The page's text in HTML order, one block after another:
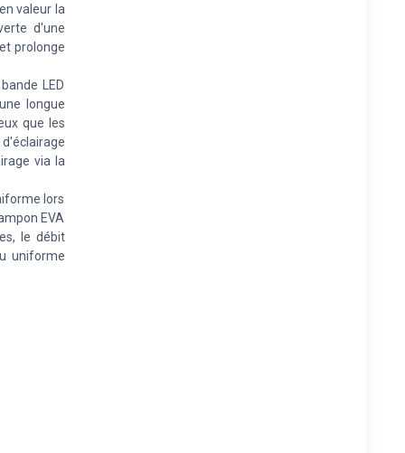
valeur la
d'une
prolonge
LED
longue
que les
via la
lors
EVA
le débit
uniforme